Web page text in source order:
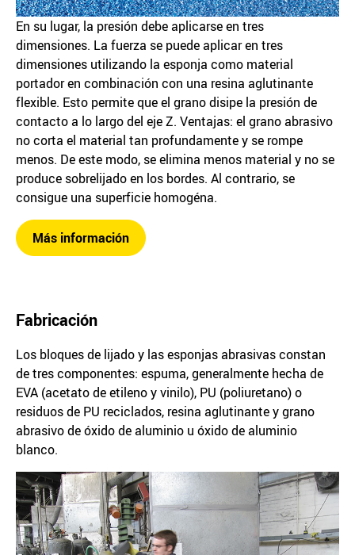
En su lugar, la presión debe aplicarse en tres
dimensiones. La fuerza se puede aplicar en tres
dimensiones utilizando la esponja como material
portador en combinación con una resina aglutinante
flexible. Esto permite que el grano disipe la presión de
contacto a lo largo del eje Z. Ventajas: el grano abrasivo
no corta el material tan profundamente y se rompe
menos. De este modo, se elimina menos material y no se
produce sobrelijado en los bordes. Al contrario, se
consigue una superficie homogéna.
Más información
Fabricación
Los bloques de lijado y las esponjas abrasivas constan
de tres componentes: espuma, generalmente hecha de
EVA (acetato de etileno y vinilo), PU (poliuretano) o
residuos de PU reciclados, resina aglutinante y grano
abrasivo de óxido de aluminio u óxido de aluminio
blanco.